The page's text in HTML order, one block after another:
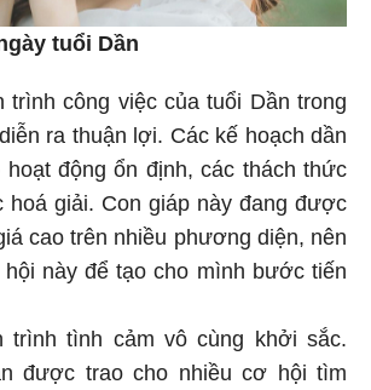
tuổi Dần
trình công việc của tuổi Dần trong
ra thuận lợi. Các kế hoạch dần
động ổn định, các thách thức
hoá giải. Con giáp này đang được
cao trên nhiều phương diện, nên
này để tạo cho mình bước tiến
trình tình cảm vô cùng khởi sắc.
được trao cho nhiều cơ hội tìm